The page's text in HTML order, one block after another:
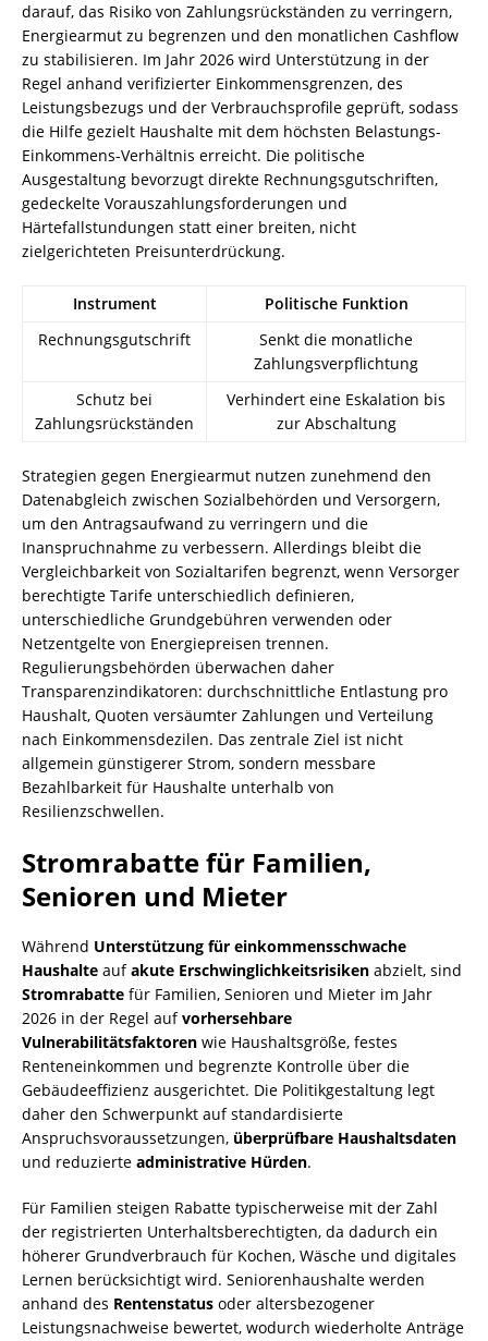
darauf, das Risiko von Zahlungsrückständen zu verringern,
Energiearmut zu begrenzen und den monatlichen Cashflow
zu stabilisieren. Im Jahr 2026 wird Unterstützung in der
Regel anhand verifizierter Einkommensgrenzen, des
Leistungsbezugs und der Verbrauchsprofile geprüft, sodass
die Hilfe gezielt Haushalte mit dem höchsten Belastungs-
Einkommens-Verhältnis erreicht. Die politische
Ausgestaltung bevorzugt direkte Rechnungsgutschriften,
gedeckelte Vorauszahlungsforderungen und
Härtefallstundungen statt einer breiten, nicht
zielgerichteten Preisunterdrückung.
Instrument
Politische Funktion
Rechnungsgutschrift
Senkt die monatliche
Zahlungsverpflichtung
Schutz bei
Zahlungsrückständen
Verhindert eine Eskalation bis
zur Abschaltung
Strategien gegen Energiearmut nutzen zunehmend den
Datenabgleich zwischen Sozialbehörden und Versorgern,
um den Antragsaufwand zu verringern und die
Inanspruchnahme zu verbessern. Allerdings bleibt die
Vergleichbarkeit von Sozialtarifen begrenzt, wenn Versorger
berechtigte Tarife unterschiedlich definieren,
unterschiedliche Grundgebühren verwenden oder
Netzentgelte von Energiepreisen trennen.
Regulierungsbehörden überwachen daher
Transparenzindikatoren: durchschnittliche Entlastung pro
Haushalt, Quoten versäumter Zahlungen und Verteilung
nach Einkommensdezilen. Das zentrale Ziel ist nicht
allgemein günstigerer Strom, sondern messbare
Bezahlbarkeit für Haushalte unterhalb von
Resilienzschwellen.
Stromrabatte für Familien,
Senioren und Mieter
Während Unterstützung für einkommensschwache
Haushalte aufakute Erschwinglichkeitsrisiken abzielt, sind
Stromrabatte für Familien, Senioren und Mieter im Jahr
2026 in der Regel aufvorhersehbare
Vulnerabilitätsfaktoren wie Haushaltsgröße, festes
Renteneinkommen und begrenzte Kontrolle über die
Gebäudeeffizienz ausgerichtet. Die Politikgestaltung legt
daher den Schwerpunkt auf standardisierte
Anspruchsvoraussetzungen, überprüfbare Haushaltsdaten
und reduzierte administrative Hürden.
Für Familien steigen Rabatte typischerweise mit der Zahl
der registrierten Unterhaltsberechtigten, da dadurch ein
höherer Grundverbrauch für Kochen, Wäsche und digitales
Lernen berücksichtigt wird. Seniorenhaushalte werden
anhand des Rentenstatus oder altersbezogener
Leistungsnachweise bewertet, wodurch wiederholte Anträge